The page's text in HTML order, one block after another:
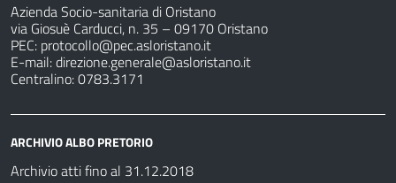
Azienda Socio-sanitaria di Oristano
via Giosuè Carducci, n. 35 – 09170 Oristano
PEC: protocollo@pec.asloristano.it
E-mail:direzione.generale@asloristano.it
Centralino: 0783.3171
ARCHIVIO ALBO PRETORIO
Archivio atti fino al 31.12.2018